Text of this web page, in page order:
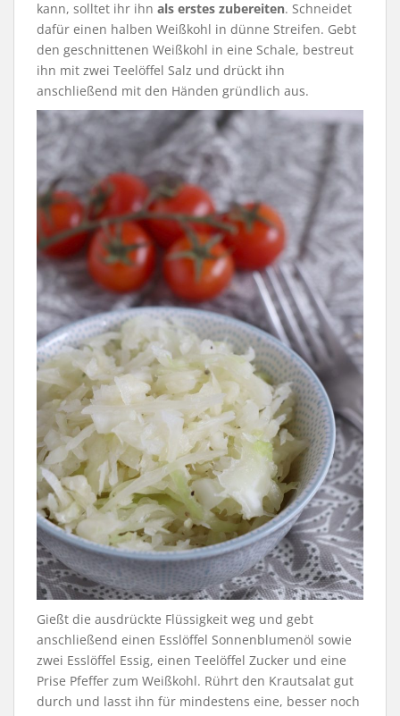
kann, solltet ihr ihn als erstes zubereiten. Schneidet
dafür einen halben Weißkohl in dünne Streifen. Gebt
den geschnittenen Weißkohl in eine Schale, bestreut
ihn mit zwei Teelöffel Salz und drückt ihn
anschließend mit den Händen gründlich aus.
Gießt die ausdrückte Flüssigkeit weg und gebt
anschließend einen Esslöffel Sonnenblumenöl sowie
zwei Esslöffel Essig, einen Teelöffel Zucker und eine
Prise Pfeffer zum Weißkohl. Rührt den Krautsalat gut
durch und lasst ihn für mindestens eine, besser noch